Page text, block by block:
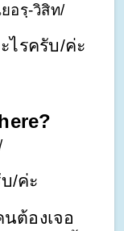
ยอรฺ-วิสิท/
รครับ/ค่ะ
/ค่ะ
องเจอ